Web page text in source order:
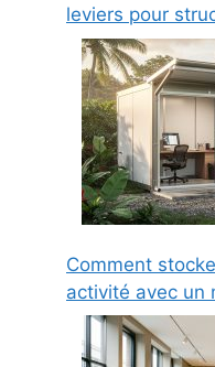
leviers pour
Comment
activité avec un